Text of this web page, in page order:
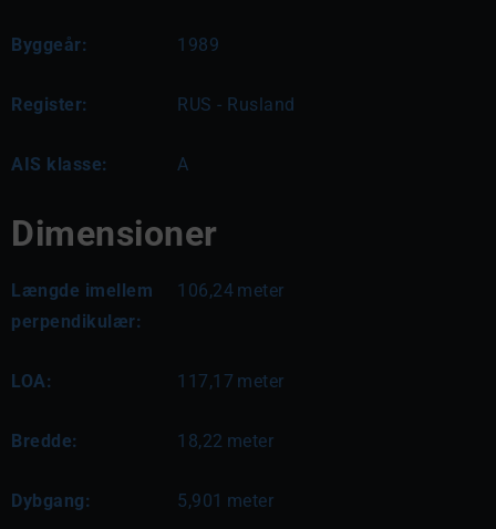
Byggeår: 1989
Register: RUS - Rusland
AIS klasse: A
Dimensioner
Længde imellem
perpendikulær:
106,24 meter
LOA: 117,17 meter
Bredde: 18,22 meter
Dybgang: 5,901 meter